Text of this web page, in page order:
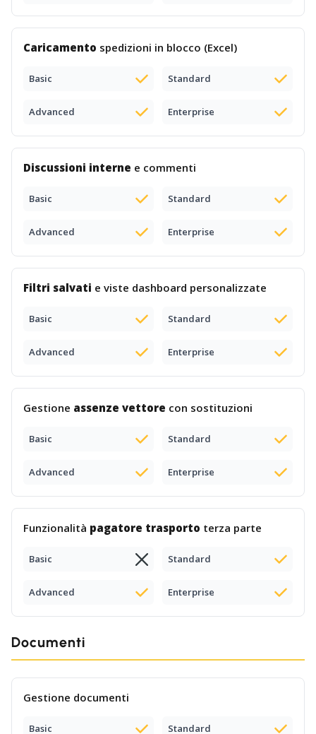
Caricamento spedizioni in blocco (Excel)
Basic Standard
Advanced Enterprise
Discussioni interne e commenti
Basic Standard
Advanced Enterprise
Filtri salvati e viste dashboard personalizzate
Basic Standard
Advanced Enterprise
Gestione assenze vettore con sostituzioni
Basic Standard
Advanced Enterprise
Funzionalità pagatore trasporto terza parte
Basic Standard
Advanced Enterprise
Documenti
Gestione documenti
Basic Standard